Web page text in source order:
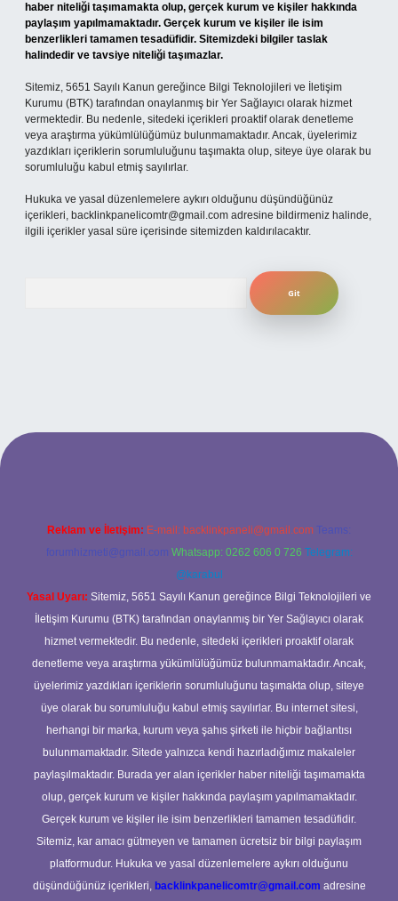
haber niteliği taşımamakta olup, gerçek kurum ve kişiler hakkında
paylaşım yapılmamaktadır. Gerçek kurum ve kişiler ile isim
benzerlikleri tamamen tesadüfidir. Sitemizdeki bilgiler taslak
halindedir ve tavsiye niteliği taşımazlar.
Sitemiz, 5651 Sayılı Kanun gereğince Bilgi Teknolojileri ve İletişim
Kurumu (BTK) tarafından onaylanmış bir Yer Sağlayıcı olarak hizmet
vermektedir. Bu nedenle, sitedeki içerikleri proaktif olarak denetleme
veya araştırma yükümlülüğümüz bulunmamaktadır. Ancak, üyelerimiz
yazdıkları içeriklerin sorumluluğunu taşımakta olup, siteye üye olarak bu
sorumluluğu kabul etmiş sayılırlar.
Hukuka ve yasal düzenlemelere aykırı olduğunu düşündüğünüz
içerikleri, backlinkpanelicomtr@gmail.com adresine bildirmeniz halinde,
ilgili içerikler yasal süre içerisinde sitemizden kaldırılacaktır.
ilbet yeni giriş adresi
Reklam ve İletişim: E-mail: backlinkpaneli@gmail.com Teams:
forumhizmeti@gmail.com Whatsapp: 0262 606 0 726 Telegram:
@karabul
Yasal Uyarı: Sitemiz, 5651 Sayılı Kanun gereğince Bilgi Teknolojileri ve
İletişim Kurumu (BTK) tarafından onaylanmış bir Yer Sağlayıcı olarak
hizmet vermektedir. Bu nedenle, sitedeki içerikleri proaktif olarak
denetleme veya araştırma yükümlülüğümüz bulunmamaktadır. Ancak,
üyelerimiz yazdıkları içeriklerin sorumluluğunu taşımakta olup, siteye
üye olarak bu sorumluluğu kabul etmiş sayılırlar. Bu internet sitesi,
herhangi bir marka, kurum veya şahıs şirketi ile hiçbir bağlantısı
bulunmamaktadır. Sitede yalnızca kendi hazırladığımız makaleler
paylaşılmaktadır. Burada yer alan içerikler haber niteliği taşımamakta
olup, gerçek kurum ve kişiler hakkında paylaşım yapılmamaktadır.
Gerçek kurum ve kişiler ile isim benzerlikleri tamamen tesadüfidir.
Sitemiz, kar amacı gütmeyen ve tamamen ücretsiz bir bilgi paylaşım
platformudur. Hukuka ve yasal düzenlemelere aykırı olduğunu
düşündüğünüz içerikleri, backlinkpanelicomtr@gmail.com adresine